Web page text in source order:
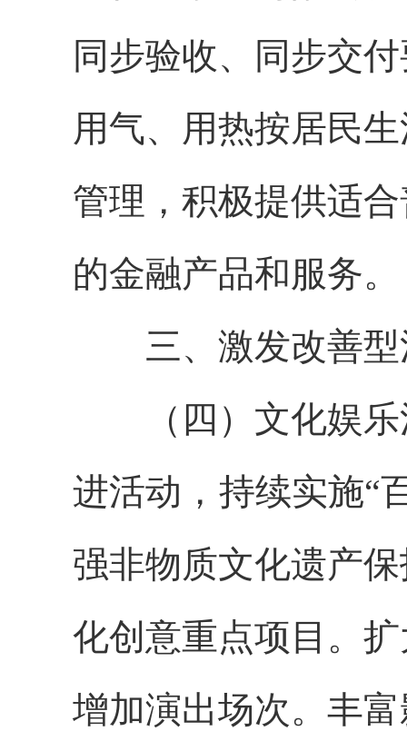
同步验收、同步交
用气、用热按居民
管理，积极提供适
的金融产品和服务。
三、激发改善型
（四）文化娱乐
进活动，持续实施“
强非物质文化遗产
化创意重点项目。
增加演出场次。丰